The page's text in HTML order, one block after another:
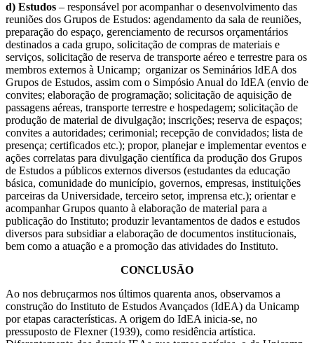
d) Estudos – responsável por acompanhar o desenvolvimento das
reuniões dos Grupos de Estudos: agendamento da sala de reuniões,
preparação do espaço, gerenciamento de recursos orçamentários
destinados a cada grupo, solicitação de compras de materiais e
serviços, solicitação de reserva de transporte aéreo e terrestre para os
membros externos à Unicamp; organizar os Seminários IdEA dos
Grupos de Estudos, assim com o Simpósio Anual do IdEA (envio de
convites; elaboração de programação; solicitação de aquisição de
passagens aéreas, transporte terrestre e hospedagem; solicitação de
produção de material de divulgação; inscrições; reserva de espaços;
convites a autoridades; cerimonial; recepção de convidados; lista de
presença; certificados etc.); propor, planejar e implementar eventos e
ações correlatas para divulgação científica da produção dos Grupos
de Estudos a públicos externos diversos (estudantes da educação
básica, comunidade do município, governos, empresas, instituições
parceiras da Universidade, terceiro setor, imprensa etc.); orientar e
acompanhar Grupos quanto à elaboração de material para a
publicação do Instituto; produzir levantamentos de dados e estudos
diversos para subsidiar a elaboração de documentos institucionais,
bem como a atuação e a promoção das atividades do Instituto.
CONCLUSÃO
Ao nos debruçarmos nos últimos quarenta anos, observamos a
construção do Instituto de Estudos Avançados (IdEA) da Unicamp
por etapas características. A origem do IdEA inicia-se, no
pressuposto de Flexner (1939), como residência artística.